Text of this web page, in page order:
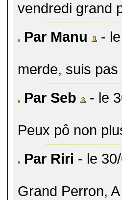
vendredi grand
Par Manu
-
merde, suis
Par Seb
- le
Peux pô non
Par Riri - le
Grand Perron,